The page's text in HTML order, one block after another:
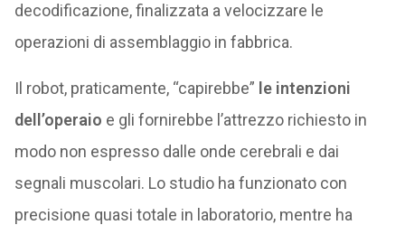
decodificazione, finalizzata a velocizzare le
operazioni di assemblaggio in fabbrica.
Il robot, praticamente, “capirebbe” le intenzioni
dell’operaio e gli fornirebbe l’attrezzo richiesto in
modo non espresso dalle onde cerebrali e dai
segnali muscolari. Lo studio ha funzionato con
precisione quasi totale in laboratorio, mentre ha